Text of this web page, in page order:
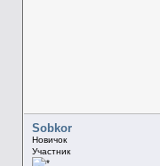
Sobkor
Новичок
Участник